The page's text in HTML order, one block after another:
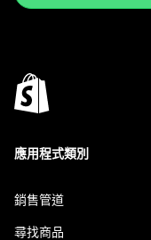
應用程式類別
銷售管道
尋找商品